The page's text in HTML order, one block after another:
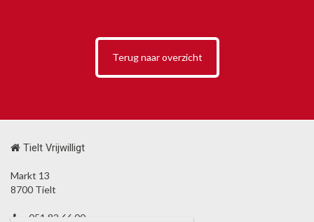
Terug naar overzicht
Tielt Vrijwilligt
Markt 13
8700 Tielt
051 82 66 00